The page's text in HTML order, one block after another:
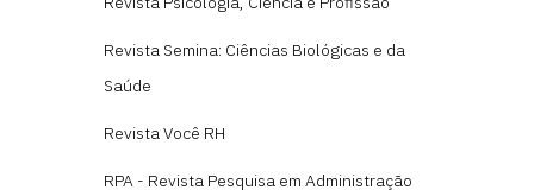
Revista Semina: Ciências Biológicas e da
Saúde
Revista Você RH
RPA - Revista Pesquisa em Administração